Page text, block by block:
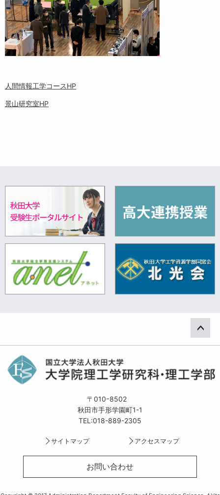
人間情報工学コースHP
景山研究室HP
〒010ｰ8502
秋田市手形学園町1-1
TEL:018-889-2305
サイトマップ アクセスマップ
お問い合わせ